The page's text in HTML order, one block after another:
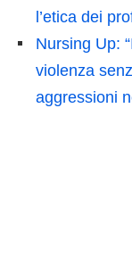
l’etica dei
Nursing Up:
violenza
aggressioni